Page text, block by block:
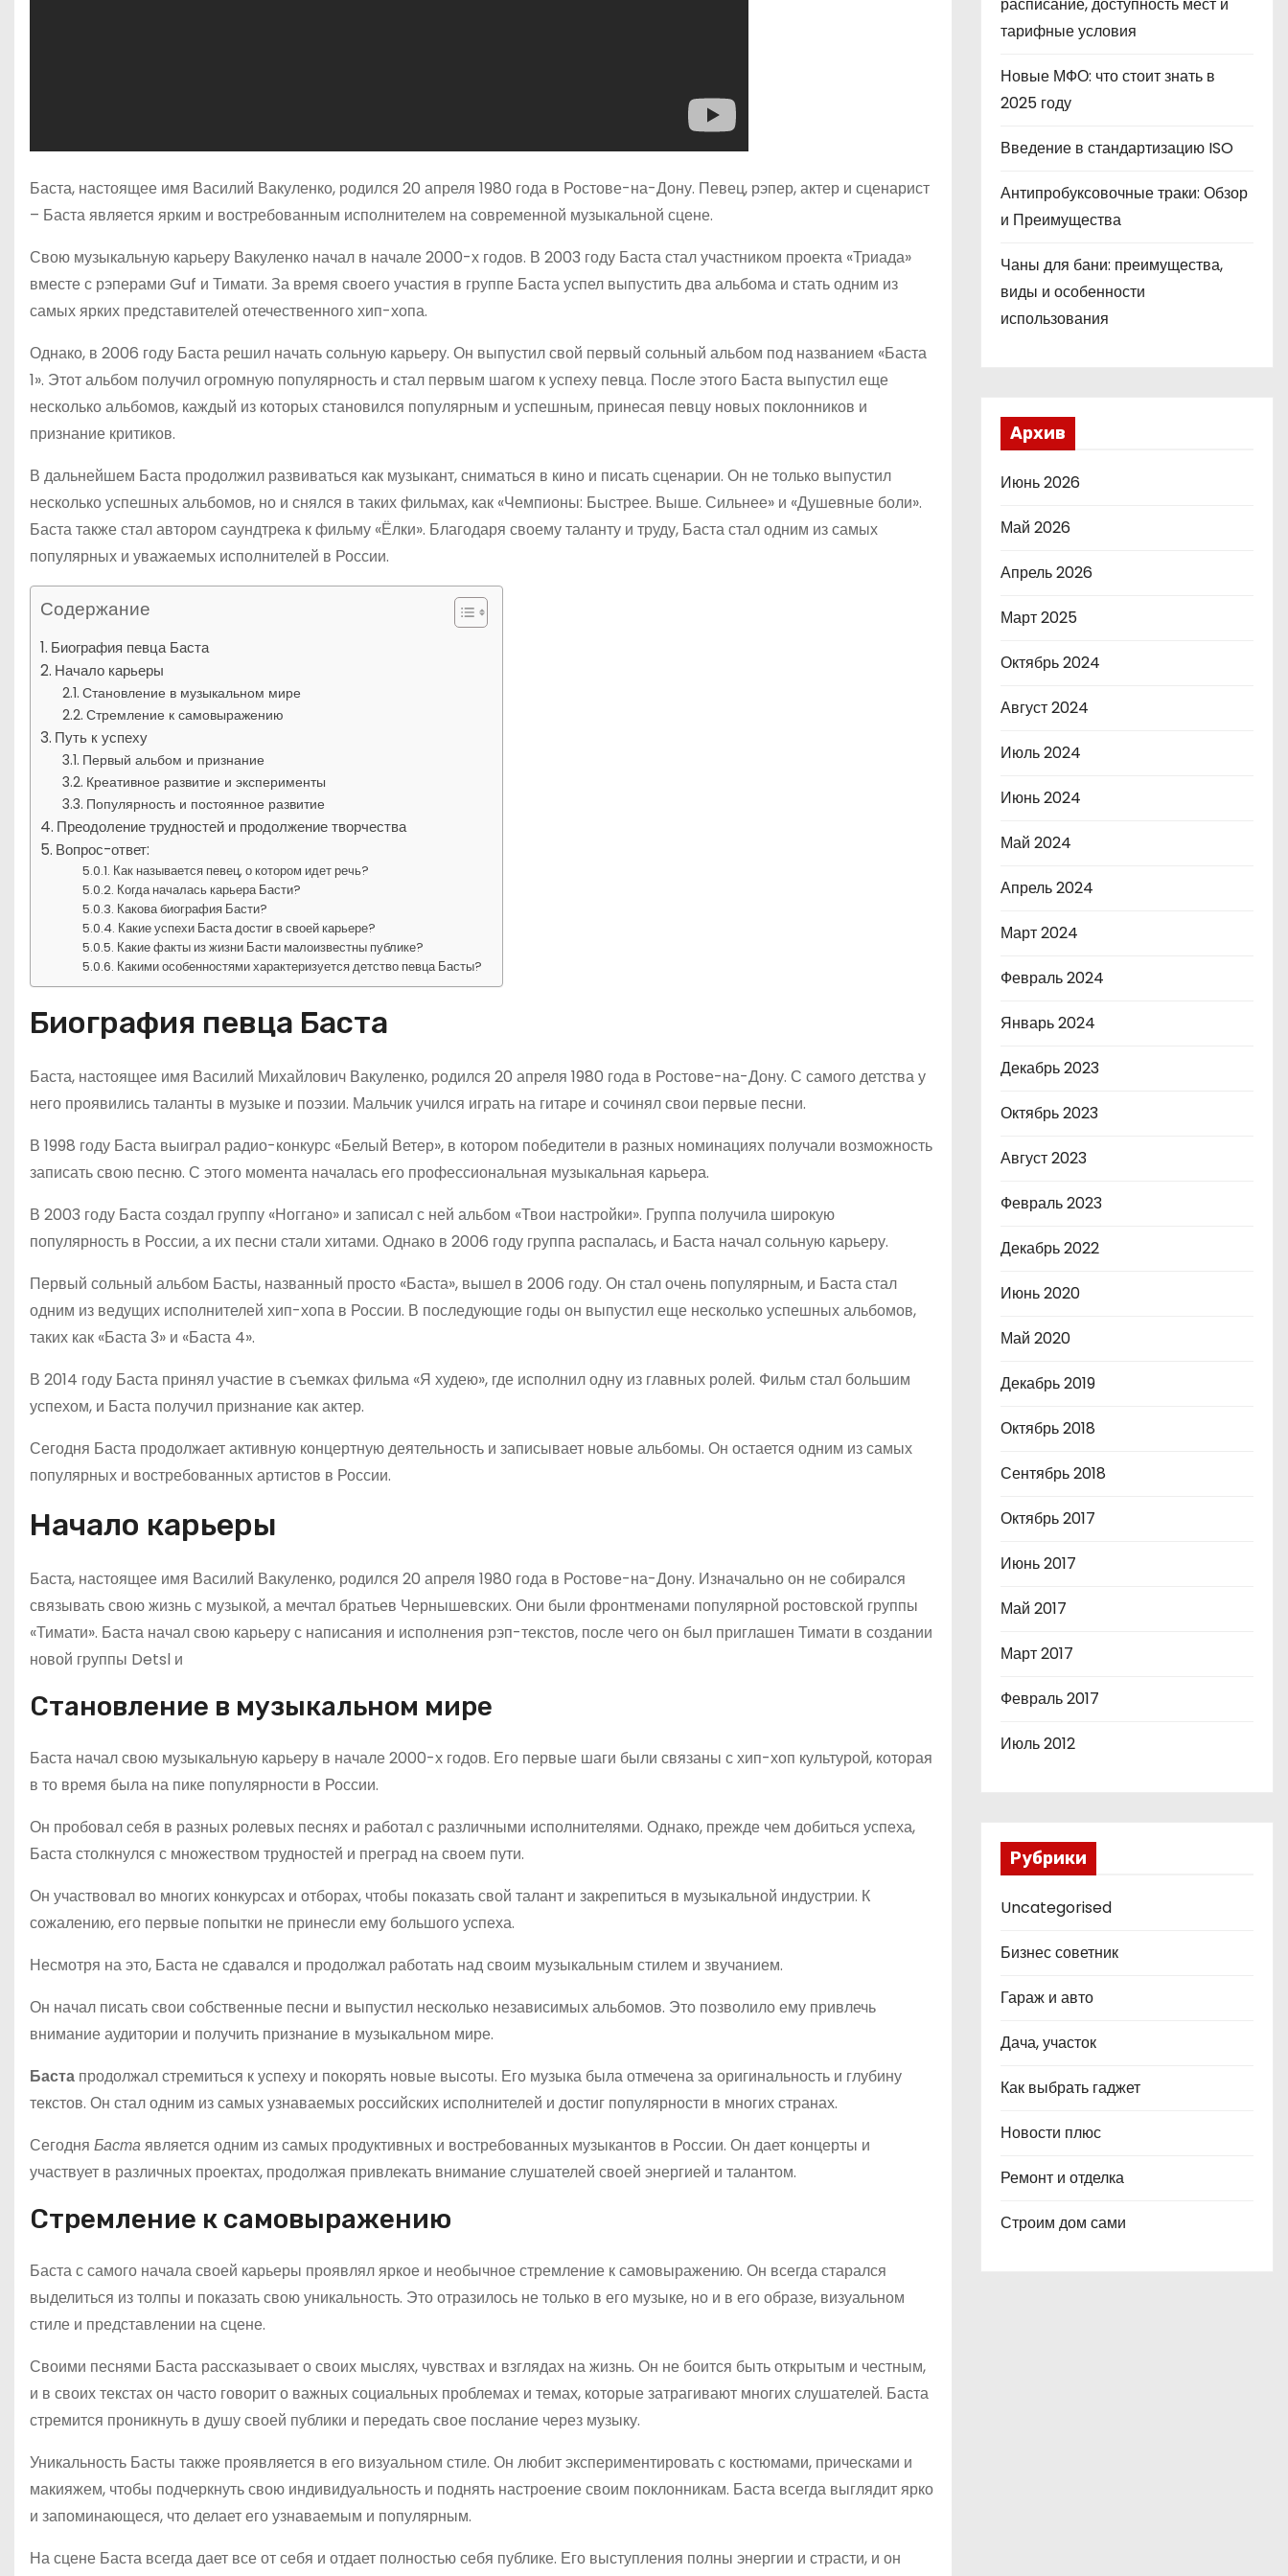
Баста, настоящее имя Василий Вакуленко, родился 20 апреля 1980 года в Ростове-на-Дону. Певец, рэпер, актер и сценарист
– Баста является ярким и востребованным исполнителем на современной музыкальной сцене.
Свою музыкальную карьеру Вакуленко начал в начале 2000-х годов. В 2003 году Баста стал участником проекта «Триада»
вместе с рэперами Guf и Тимати. За время своего участия в группе Баста успел выпустить два альбома и стать одним из
самых ярких представителей отечественного хип-хопа.
Однако, в 2006 году Баста решил начать сольную карьеру. Он выпустил свой первый сольный альбом под названием «Баста
1». Этот альбом получил огромную популярность и стал первым шагом к успеху певца. После этого Баста выпустил еще
несколько альбомов, каждый из которых становился популярным и успешным, принесая певцу новых поклонников и
признание критиков.
В дальнейшем Баста продолжил развиваться как музыкант, сниматься в кино и писать сценарии. Он не только выпустил
несколько успешных альбомов, но и снялся в таких фильмах, как «Чемпионы: Быстрее. Выше. Сильнее» и «Душевные боли».
Баста также стал автором саундтрека к фильму «Ёлки». Благодаря своему таланту и труду, Баста стал одним из самых
популярных и уважаемых исполнителей в России.
Содержание
Биография певца Баста
Начало карьеры
Становление в музыкальном мире
Стремление к самовыражению
Путь к успеху
Первый альбом и признание
Креативное развитие и эксперименты
Популярность и постоянное развитие
Преодоление трудностей и продолжение творчества
Вопрос-ответ:
Как называется певец, о котором идет речь?
Когда началась карьера Басти?
Какова биография Басти?
Какие успехи Баста достиг в своей карьере?
Какие факты из жизни Басти малоизвестны публике?
Какими особенностями характеризуется детство певца Басты?
Биография певца Баста
Баста, настоящее имя Василий Михайлович Вакуленко, родился 20 апреля 1980 года в Ростове-на-Дону. С самого детства у
него проявились таланты в музыке и поэзии. Мальчик учился играть на гитаре и сочинял свои первые песни.
В 1998 году Баста выиграл радио-конкурс «Белый Ветер», в котором победители в разных номинациях получали возможность
записать свою песню. С этого момента началась его профессиональная музыкальная карьера.
В 2003 году Баста создал группу «Ноггано» и записал с ней альбом «Твои настройки». Группа получила широкую
популярность в России, а их песни стали хитами. Однако в 2006 году группа распалась, и Баста начал сольную карьеру.
Первый сольный альбом Басты, названный просто «Баста», вышел в 2006 году. Он стал очень популярным, и Баста стал
одним из ведущих исполнителей хип-хопа в России. В последующие годы он выпустил еще несколько успешных альбомов,
таких как «Баста 3» и «Баста 4».
В 2014 году Баста принял участие в съемках фильма «Я худею», где исполнил одну из главных ролей. Фильм стал большим
успехом, и Баста получил признание как актер.
Сегодня Баста продолжает активную концертную деятельность и записывает новые альбомы. Он остается одним из самых
популярных и востребованных артистов в России.
Начало карьеры
Баста, настоящее имя Василий Вакуленко, родился 20 апреля 1980 года в Ростове-на-Дону. Изначально он не собирался
связывать свою жизнь с музыкой, а мечтал братьев Чернышевских. Они были фронтменами популярной ростовской группы
«Тимати». Баста начал свою карьеру с написания и исполнения рэп-текстов, после чего он был приглашен Тимати в создании
новой группы Detsl и
Становление в музыкальном мире
Баста начал свою музыкальную карьеру в начале 2000-х годов. Его первые шаги были связаны с хип-хоп культурой, которая
в то время была на пике популярности в России.
Он пробовал себя в разных ролевых песнях и работал с различными исполнителями. Однако, прежде чем добиться успеха,
Баста столкнулся с множеством трудностей и преград на своем пути.
Он участвовал во многих конкурсах и отборах, чтобы показать свой талант и закрепиться в музыкальной индустрии. К
сожалению, его первые попытки не принесли ему большого успеха.
Несмотря на это, Баста не сдавался и продолжал работать над своим музыкальным стилем и звучанием.
Он начал писать свои собственные песни и выпустил несколько независимых альбомов. Это позволило ему привлечь
внимание аудитории и получить признание в музыкальном мире.
Баста продолжал стремиться к успеху и покорять новые высоты. Его музыка была отмечена за оригинальность и глубину
текстов. Он стал одним из самых узнаваемых российских исполнителей и достиг популярности в многих странах.
Сегодня Бастаявляется одним из самых продуктивных и востребованных музыкантов в России. Он дает концерты и
участвует в различных проектах, продолжая привлекать внимание слушателей своей энергией и талантом.
Стремление к самовыражению
Баста с самого начала своей карьеры проявлял яркое и необычное стремление к самовыражению. Он всегда старался
выделиться из толпы и показать свою уникальность. Это отразилось не только в его музыке, но и в его образе, визуальном
стиле и представлении на сцене.
Своими песнями Баста рассказывает о своих мыслях, чувствах и взглядах на жизнь. Он не боится быть открытым и честным,
и в своих текстах он часто говорит о важных социальных проблемах и темах, которые затрагивают многих слушателей. Баста
стремится проникнуть в душу своей публики и передать свое послание через музыку.
Уникальность Басты также проявляется в его визуальном стиле. Он любит экспериментировать с костюмами, прическами и
макияжем, чтобы подчеркнуть свою индивидуальность и поднять настроение своим поклонникам. Баста всегда выглядит ярко
и запоминающеся, что делает его узнаваемым и популярным.
На сцене Баста всегда дает все от себя и отдает полностью себя публике. Его выступления полны энергии и страсти, и он
тарифные условия
Новые МФО: что стоит знать в
2025 году
Введение в стандартизацию ISO
Антипробуксовочные траки: Обзор
и Преимущества
Чаны для бани: преимущества,
виды и особенности
использования
Архив
Июнь 2026
Май 2026
Апрель 2026
Март 2025
Октябрь 2024
Август 2024
Июль 2024
Июнь 2024
Май 2024
Апрель 2024
Март 2024
Февраль 2024
Январь 2024
Декабрь 2023
Октябрь 2023
Август 2023
Февраль 2023
Декабрь 2022
Июнь 2020
Май 2020
Декабрь 2019
Октябрь 2018
Сентябрь 2018
Октябрь 2017
Июнь 2017
Май 2017
Март 2017
Февраль 2017
Июль 2012
Рубрики
Uncategorised
Бизнес советник
Гараж и авто
Дача, участок
Как выбрать гаджет
Новости плюс
Ремонт и отделка
Строим дом сами